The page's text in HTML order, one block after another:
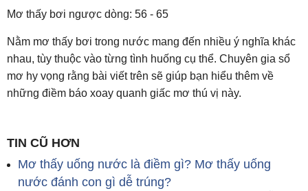
Mơ thấy bơi ngược dòng: 56 - 65
Nằm mơ thấy bơi trong nước mang đến nhiều ý nghĩa khác
nhau, tùy thuộc vào từng tình huống cụ thể. Chuyên gia sổ
mơ hy vọng rằng bài viết trên sẽ giúp bạn hiểu thêm về
những điềm báo xoay quanh giấc mơ thú vị này.
TIN CŨ HƠN
Mơ thấy uống nước là điềm gì? Mơ thấy uống
nước đánh con gì dễ trúng?